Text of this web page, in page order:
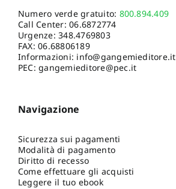
Numero verde gratuito: 800.894.409
Call Center:06.6872774
Urgenze:348.4769803
FAX: 06.68806189
Informazioni: info@gangemieditore.it
PEC: gangemieditore@pec.it
Navigazione
Sicurezza sui pagamenti
Modalità di pagamento
Diritto di recesso
Come effettuare gli acquisti
Leggere il tuo ebook